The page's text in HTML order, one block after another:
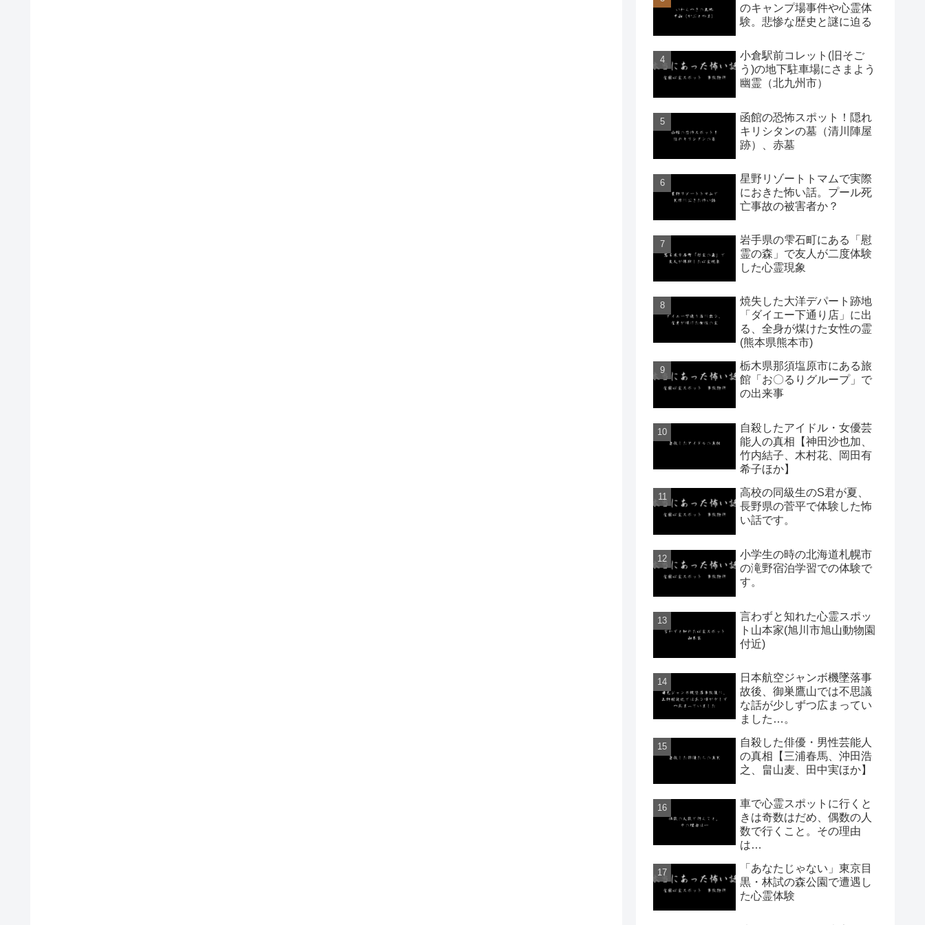
のキャンプ場事件や心霊体
験。悲惨な歴史と謎に迫る
小倉駅前コレット(旧そご
う)の地下駐車場にさまよう
幽霊（北九州市）
函館の恐怖スポット！隠れ
キリシタンの墓（清川陣屋
跡）、赤墓
星野リゾートトマムで実際
におきた怖い話。プール死
亡事故の被害者か？
岩手県の雫石町にある「慰
霊の森」で友人が二度体験
した心霊現象
焼失した大洋デパート跡地
「ダイエー下通り店」に出
る、全身が煤けた女性の霊
(熊本県熊本市)
栃木県那須塩原市にある旅
館「お〇るりグループ」で
の出来事
自殺したアイドル・女優芸
能人の真相【神田沙也加、
竹内結子、木村花、岡田有
希子ほか】
高校の同級生のS君が夏、
長野県の菅平で体験した怖
い話です。
小学生の時の北海道札幌市
の滝野宿泊学習での体験で
す。
言わずと知れた心霊スポッ
ト山本家(旭川市旭山動物園
付近)
日本航空ジャンボ機墜落事
故後、御巣鷹山では不思議
な話が少しずつ広まってい
ました…。
自殺した俳優・男性芸能人
の真相【三浦春馬、沖田浩
之、畠山麦、田中実ほか】
車で心霊スポットに行くと
きは奇数はだめ、偶数の人
数で行くこと。その理由
は…
「あなたじゃない」東京目
黒・林試の森公園で遭遇し
た心霊体験